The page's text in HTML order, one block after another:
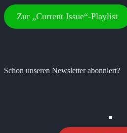
Zur „Current Issue“-Playlist
Schon unseren Newsletter abonniert?